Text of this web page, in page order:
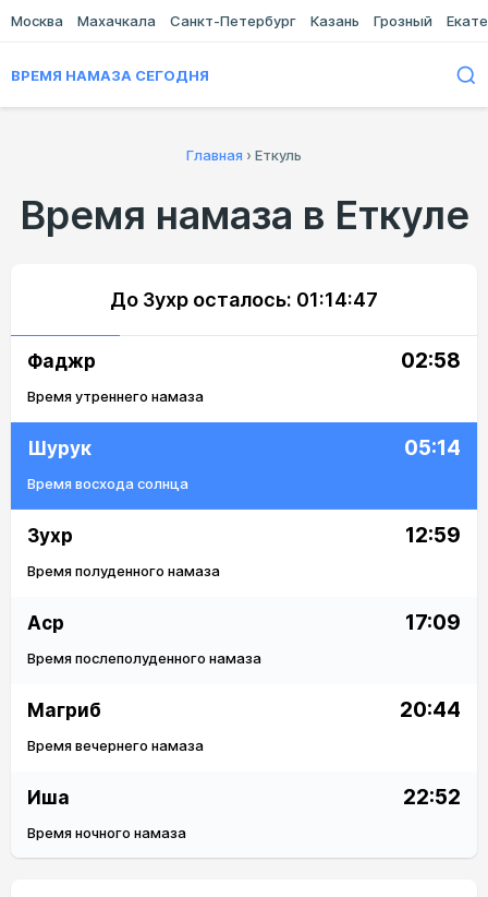
Москва Махачкала Санкт-Петербург Казань Грозный
ВРЕМЯ НАМАЗА СЕГОДНЯ
Главная › Еткуль
Время намаза в Еткуле
До Зухр осталось: 01:14:47
Фаджр 02:58
Время утреннего намаза
Шурук 05:14
Время восхода солнца
Зухр 12:59
Время полуденного намаза
Аср 17:09
Время послеполуденного намаза
Магриб 20:44
Время вечернего намаза
Иша 22:52
Время ночного намаза